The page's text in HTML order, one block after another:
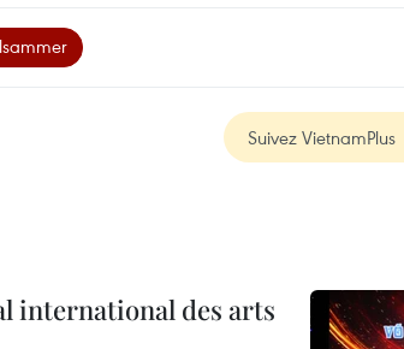
Suivez VietnamPlus
international des arts